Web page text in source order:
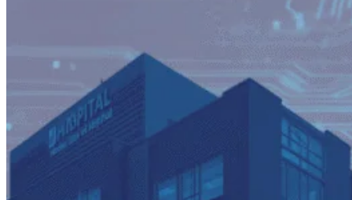
eHealth en regionale integraties
NextGen Mirth Connect